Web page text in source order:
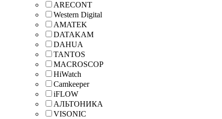
ARECONT
Western Digital
AMATEK
DATAKAM
DAHUA
TANTOS
MACROSCOP
HiWatch
Camkeeper
iFLOW
АЛЬТОНИКА
VISONIC